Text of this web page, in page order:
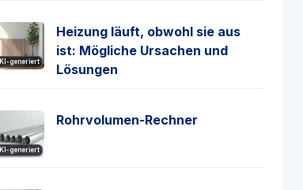
KI-generiert
Heizung läuft, obwohl sie aus
ist: Mögliche Ursachen und
Lösungen
KI-generiert
Rohrvolumen-Rechner